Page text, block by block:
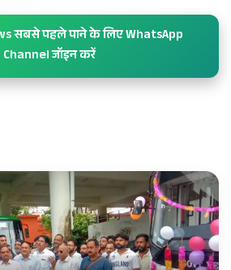
सबसे पहले पाने के लिए WhatsApp
Channel जॉइन करें